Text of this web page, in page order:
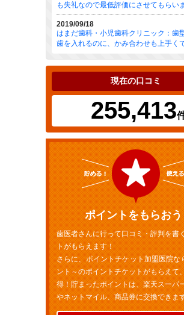
も失礼なので最低評価にさせてもらい
2019/09/18
はまだ歯科・小児歯科クリニック：歯
歯を入れるのに、かみ合わせも上手く
現在の口コミ
255,413
ポイントをもらおう
歯医者さんに行って口コミ・評判を書
トがもらえます！
さらに、ポイントチケット加盟医院な
ント～のポイントチケットがもらえて
得！貯まったポイントは、楽天スーパ
やネットマイル、商品券に交換できま